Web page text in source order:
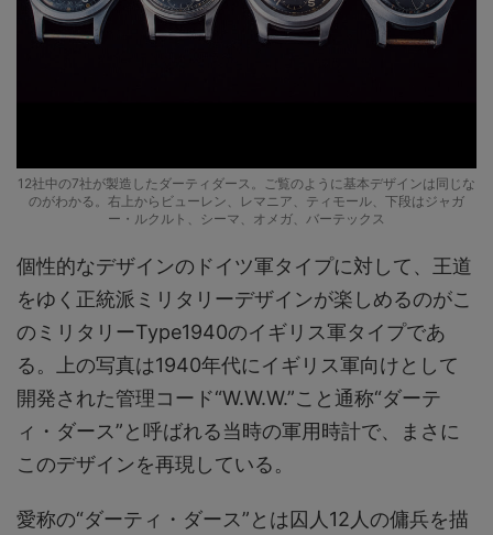
12社中の7社が製造したダーティダース。ご覧のように基本デザインは同じな
のがわかる。右上からビューレン、レマニア、ティモール、下段はジャガ
ー・ルクルト、シーマ、オメガ、バーテックス
個性的なデザインのドイツ軍タイプに対して、王道
をゆく正統派ミリタリーデザインが楽しめるのがこ
のミリタリーType1940のイギリス軍タイプであ
る。上の写真は1940年代にイギリス軍向けとして
開発された管理コード“W.W.W.”こと通称“ダーテ
ィ・ダース”と呼ばれる当時の軍用時計で、まさに
このデザインを再現している。
愛称の“ダーティ・ダース”とは囚人12人の傭兵を描